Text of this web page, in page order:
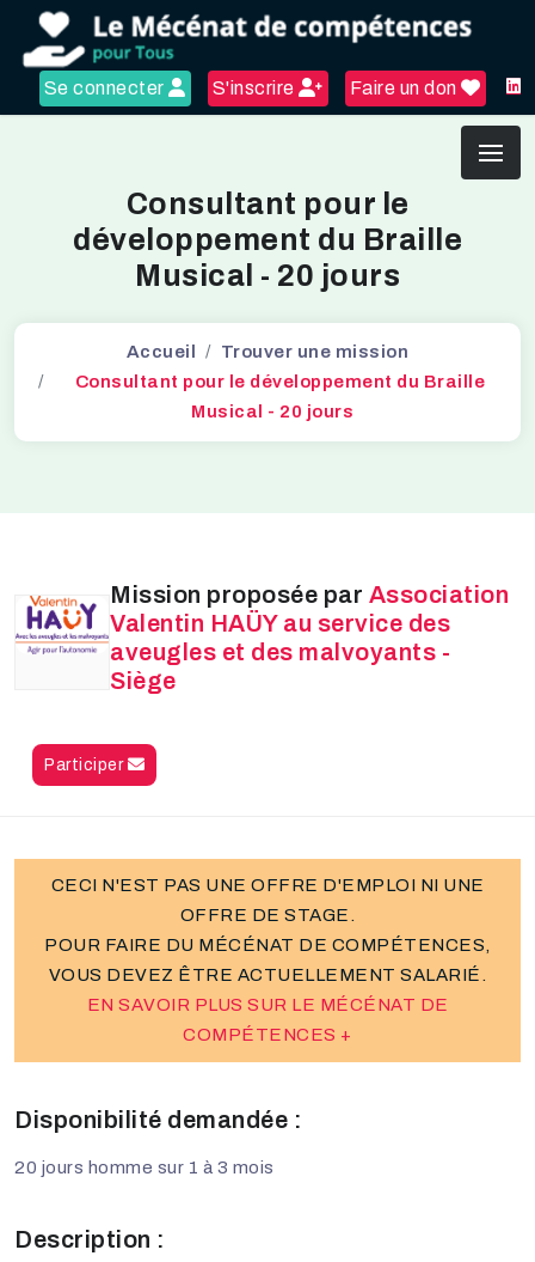
Se connecter S'inscrire Faire un don
Consultant pour le
développement du Braille
Musical - 20 jours
Accueil
Trouver une mission
Consultant pour le développement du Braille
Musical - 20 jours
Mission proposée par Association
Valentin HAÜY au service des
aveugles et des malvoyants -
Siège
Participer
CECI N'EST PAS UNE OFFRE D'EMPLOI NI UNE
OFFRE DE STAGE.
POUR FAIRE DU MÉCÉNAT DE COMPÉTENCES,
VOUS DEVEZ ÊTRE ACTUELLEMENT SALARIÉ.
EN SAVOIR PLUS SUR LE MÉCÉNAT DE
COMPÉTENCES +
Disponibilité demandée :
20 jours homme sur 1 à 3 mois
Description :